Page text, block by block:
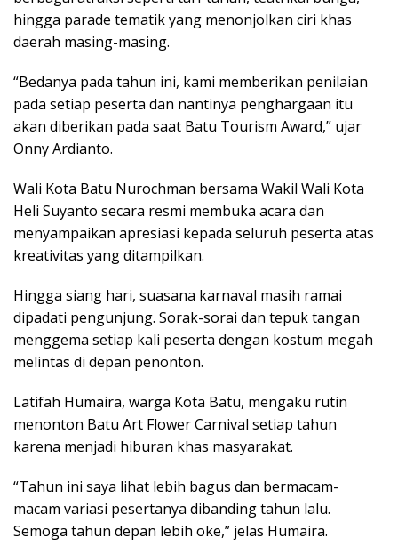
hingga parade tematik yang menonjolkan ciri khas
daerah masing-masing.
“Bedanya pada tahun ini, kami memberikan penilaian
pada setiap peserta dan nantinya penghargaan itu
akan diberikan pada saat Batu Tourism Award,” ujar
Onny Ardianto.
Wali Kota Batu Nurochman bersama Wakil Wali Kota
Heli Suyanto secara resmi membuka acara dan
menyampaikan apresiasi kepada seluruh peserta atas
kreativitas yang ditampilkan.
Hingga siang hari, suasana karnaval masih ramai
dipadati pengunjung. Sorak-sorai dan tepuk tangan
menggema setiap kali peserta dengan kostum megah
melintas di depan penonton.
Latifah Humaira, warga Kota Batu, mengaku rutin
menonton Batu Art Flower Carnival setiap tahun
karena menjadi hiburan khas masyarakat.
“Tahun ini saya lihat lebih bagus dan bermacam-
macam variasi pesertanya dibanding tahun lalu.
Semoga tahun depan lebih oke,” jelas Humaira.